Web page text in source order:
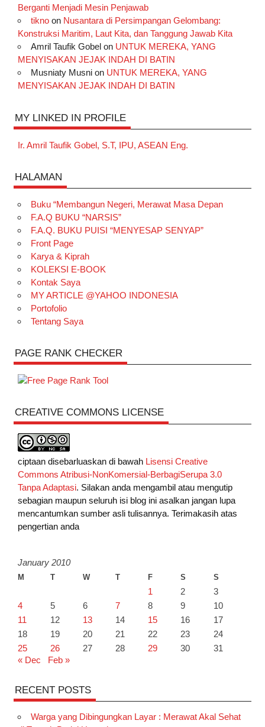
Berganti Menjadi Mesin Penjawab
tiknoon Nusantara di Persimpangan Gelombang:
Konstruksi Maritim, Laut Kita, dan Tanggung Jawab Kita
Amril Taufik Gobel on UNTUK MEREKA, YANG
MENYISAKAN JEJAK INDAH DI BATIN
Musniaty Musnion UNTUK MEREKA, YANG
MENYISAKAN JEJAK INDAH DI BATIN
MY LINKED IN PROFILE
Ir. Amril Taufik Gobel, S.T, IPU, ASEAN Eng.
HALAMAN
Buku “Membangun Negeri, Merawat Masa Depan
F.A.Q BUKU “NARSIS”
F.A.Q. BUKU PUISI “MENYESAP SENYAP”
Front Page
Karya & Kiprah
KOLEKSI E-BOOK
Kontak Saya
MY ARTICLE @YAHOO INDONESIA
Portofolio
Tentang Saya
PAGE RANK CHECKER
CREATIVE COMMONS LICENSE
ciptaan disebarluaskan di bawah Lisensi Creative
Commons Atribusi-NonKomersial-BerbagiSerupa 3.0
Tanpa Adaptasi. Silakan anda mengambil atau mengutip
sebagian maupun seluruh isi blog ini asalkan jangan lupa
mencantumkan sumber asli tulisannya. Terimakasih atas
pengertian anda
January 2010
M T W T F S S
1 2
3
4
5 6 7 8 9
10
11
12 13 14 15 16
17
18
19 20 21 22 23
24
25
26 27 28 29 30
31
« Dec
Feb »
RECENT POSTS
Warga yang Dibingungkan Layar : Merawat Akal Sehat